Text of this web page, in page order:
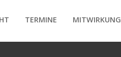
TERMINE MITWIRKUNG